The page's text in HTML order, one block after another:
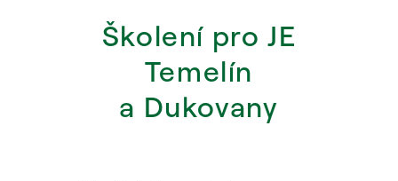
Školení pro JE
Temelín
a Dukovany